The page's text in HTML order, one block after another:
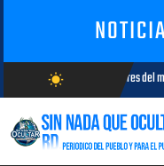
wb_sunny
AGOSTO/7/2026
para comunicadores del municipio